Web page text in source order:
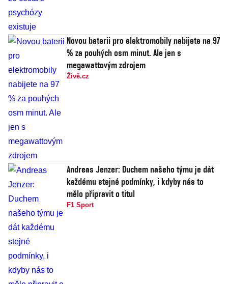
Novou baterii pro elektromobily nabijete na 97
% za pouhých osm minut. Ale jen s
megawattovým zdrojem
Živě.cz
Andreas Jenzer: Duchem našeho týmu je dát
každému stejné podmínky, i kdyby nás to
mělo připravit o titul
F1 Sport